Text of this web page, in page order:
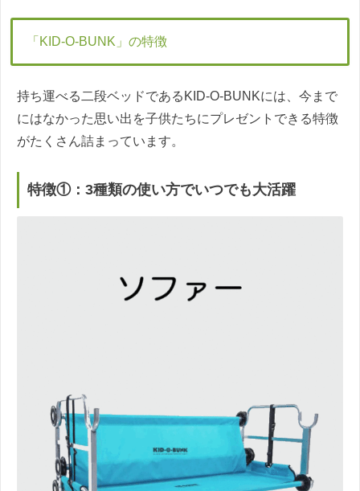
「KID-O-BUNK」の特徴
持ち運べる二段ベッドであるKID-O-BUNKには、今まで
にはなかった思い出を子供たちにプレゼントできる特徴
がたくさん詰まっています。
特徴①：3種類の使い方でいつでも大活躍